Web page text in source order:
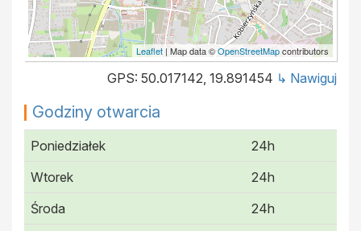
Leaflet | Map data ©OpenStreetMapcontributors
GPS: 50.017142, 19.891454 ↳ Nawiguj
Godziny otwarcia
Poniedziałek
24h
Wtorek
24h
Środa
24h